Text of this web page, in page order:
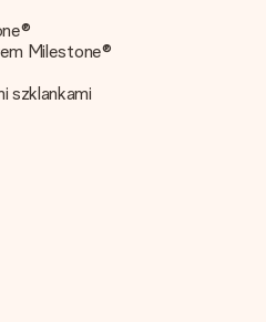
Milestone®
szklankami